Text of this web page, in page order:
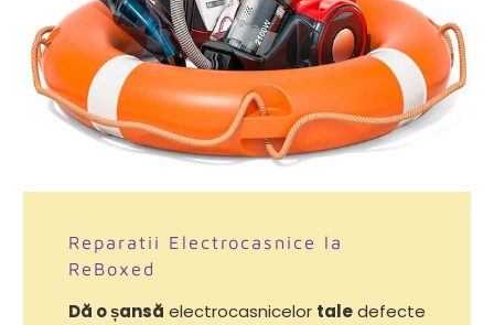
Reparatii Electrocasnice la
ReBoxed
Dă o șansă electrocasnicelor taledefecte